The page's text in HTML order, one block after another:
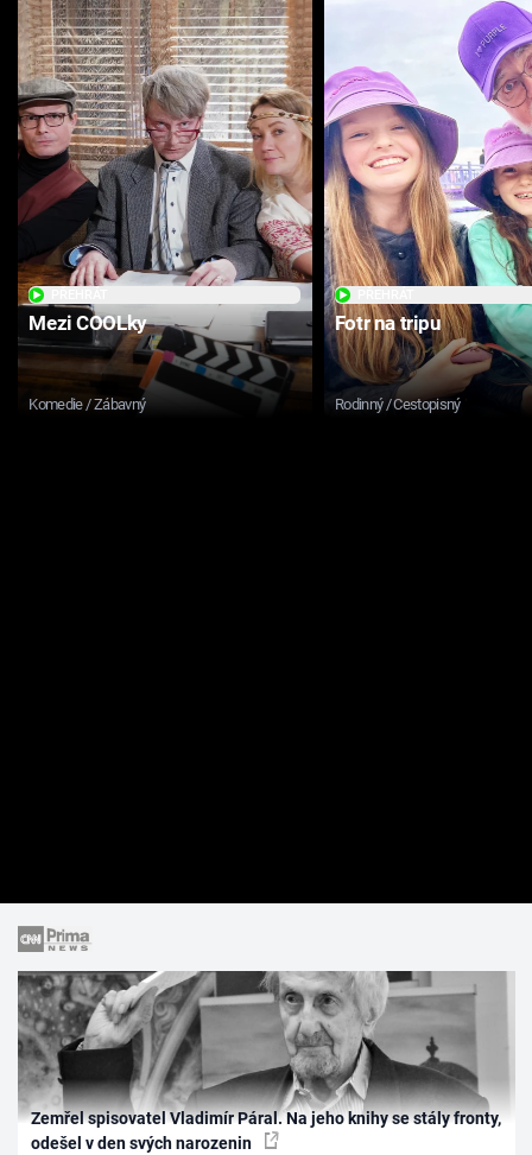
Mezi COOLky
Komedie / Zábavný
Fotr na tripu
Rodinný / Cestopisný
Zemřel spisovatel Vladimír Páral. Na jeho knihy se stály fronty,
odešel v den svých narozenin